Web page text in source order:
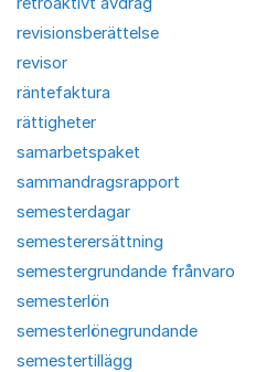
revisionsberättelse
revisor
räntefaktura
rättigheter
samarbetspaket
sammandragsrapport
semesterdagar
semesterersättning
semestergrundande frånvaro
semesterlön
semesterlönegrundande
semestertillägg